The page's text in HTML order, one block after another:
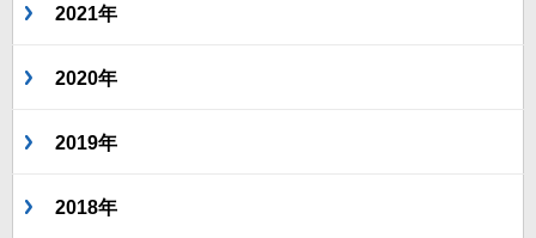
2021年
2020年
2019年
2018年